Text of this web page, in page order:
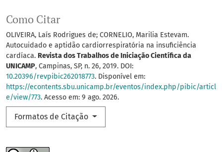
Como Citar
OLIVEIRA, Laís Rodrigues de; CORNELIO, Marilia Estevam.
Autocuidado e aptidão cardiorrespiratória na insuficiência
cardíaca. Revista dos Trabalhos de Iniciação Científica da
UNICAMP, Campinas, SP, n. 26, 2019. DOI:
10.20396/revpibic262018773. Disponível em:
https://econtents.sbu.unicamp.br/eventos/index.php/pibic/articl
e/view/773. Acesso em: 9 ago. 2026.
Formatos de Citação